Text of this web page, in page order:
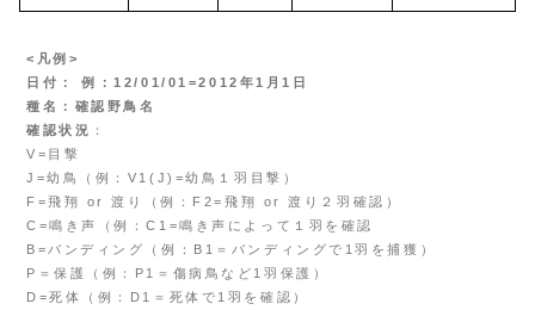
<凡例>
日付： 例：12/01/01=2012年1月1日
種名：確認野鳥名
確認状況
：
V=目撃
J=幼鳥（例：V1(J)=幼鳥１羽目撃）
F=飛翔 or 渡り（例：F2=飛翔 or 渡り２羽確認）
C=鳴き声（例：C1=鳴き声によって１羽を確認
B=バンディング（例：B1＝バンディングで1羽を捕獲）
P＝保護（例：P1＝傷病鳥など1羽保護）
D=死体（例：D1＝死体で1羽を確認）